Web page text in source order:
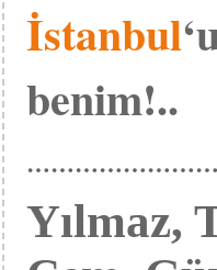
İstanbul
benim!..
Yılmaz,